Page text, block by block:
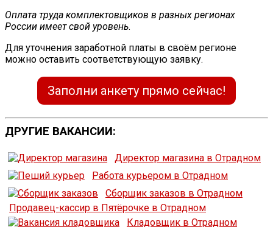
Оплата труда комплектовщиков в разных регионах
России имеет свой уровень.
Для уточнения заработной платы в своём регионе
можно оставить соответствующую заявку.
Заполни анкету прямо сейчас!
ДРУГИЕ ВАКАНСИИ:
Директор магазина в Отрадном
Работа курьером в Отрадном
Сборщик заказов в Отрадном
Продавец-кассир в Пятёрочке в Отрадном
Кладовщик в Отрадном